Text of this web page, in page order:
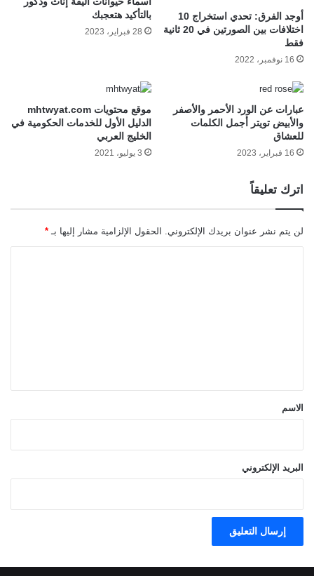
أوجد الفرق: تحدي استخراج 10
اختلافات بين الصورتين في 20 ثانية
فقط
16 نوفمبر، 2022
بالتأكيد هتعجبك
28 فبراير، 2023
عبارات عن الورد الأحمر والأصفر
والأبيض تويتر أجمل الكلمات
للعشاق
16 فبراير، 2023
موقع محتويات mhtwyat.com
الدليل الأول للخدمات الحكومية في
الخليج العربي
3 يوليو، 2021
اترك تعليقاً
لن يتم نشر عنوان بريدك الإلكتروني. الحقول الإلزامية مشار إليها بـ *
*الاسم
البريد الإلكتروني